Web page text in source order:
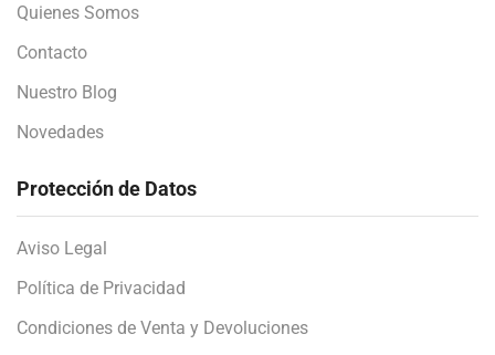
Quienes Somos
Contacto
Nuestro Blog
Novedades
Protección de Datos
Aviso Legal
Política de Privacidad
Condiciones de Venta y Devoluciones